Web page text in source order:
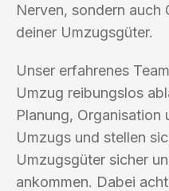
Nerven, sondern auch
deiner Umzugsgüter.
Unser erfahrenes
Umzug reibungslos
Planung, Organisation
Umzugs und stellen
Umzugsgüter sicher
ankommen. Dabei